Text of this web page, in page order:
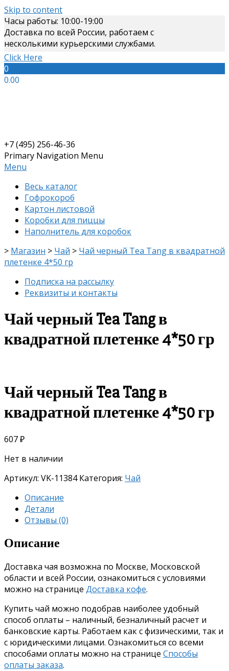
Skip to content
Часы работы: 10:00-19:00
Доставка по всей России, работаем с
несколькими курьерскими службами.
Click Here
0
0.00
+7 (495) 256-46-36
Primary Navigation Menu
Menu
Весь каталог
Гофрокороб
Картон листовой
Коробки для пиццы
Наполнитель для коробок
> Магазин > Чай > Чай черный Tea Tang в квадратной
плетенке 4*50 гр
Подписка на рассылку
Реквизиты и контакты
Чай черный Tea Tang в
квадратной плетенке 4*50 гр
Чай черный Tea Tang в
квадратной плетенке 4*50 гр
607₽
Нет в наличии
Артикул: VK-11384 Категория: Чай
Описание
Детали
Отзывы (0)
Описание
Доставка чая возможна по Москве, Московской
области и всей России, ознакомиться с условиями
можно на странице Доставка кофе.
Купить чай можно подобрав наиболее удобный
способ оплаты – наличный, безналичный расчет и
банковские карты. Работаем как с физическими, так и
с юридическими лицами. Ознакомиться со всеми
способами оплаты можно на странице Способы
оплаты заказа.